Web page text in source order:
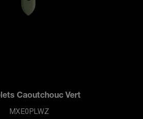
Caoutchouc Vert
MXE0PLWZ